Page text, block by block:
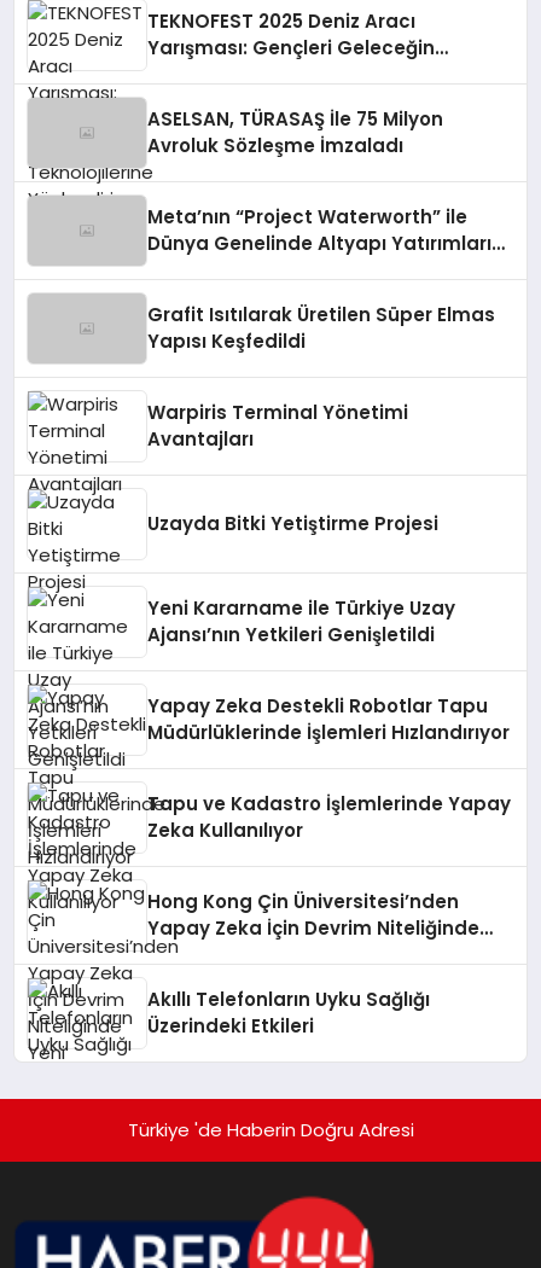
TEKNOFEST 2025 Deniz Aracı
Yarışması: Gençleri Geleceğin
ASELSAN, TÜRASAŞ İle 75 Milyon
Avroluk Sözleşme İmzaladı
Meta’nın “Project Waterworth” ile
Dünya Genelinde Altyapı Yatırımları
Grafit Isıtılarak Üretilen Süper Elmas
Yapısı Keşfedildi
Warpiris Terminal Yönetimi
Avantajları
Uzayda Bitki Yetiştirme Projesi
Yeni Kararname ile Türkiye Uzay
Ajansı’nın Yetkileri Genişletildi
Yapay Zeka Destekli Robotlar Tapu
Müdürlüklerinde İşlemleri Hızlandırıyor
Tapu ve Kadastro İşlemlerinde Yapay
Zeka Kullanılıyor
Hong Kong Çin Üniversitesi’nden
Yapay Zeka İçin Devrim Niteliğinde
Yeni Teknoloji
Akıllı Telefonların Uyku Sağlığı
Üzerindeki Etkileri
Türkiye 'de Haberin Doğru Adresi